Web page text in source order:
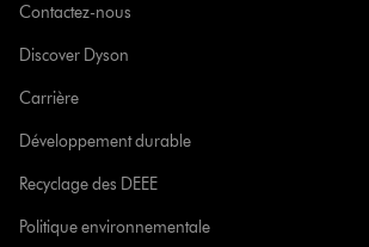
Contactez-nous
Discover Dyson
Carrière
Développement durable
Recyclage des DEEE
Politique environnementale